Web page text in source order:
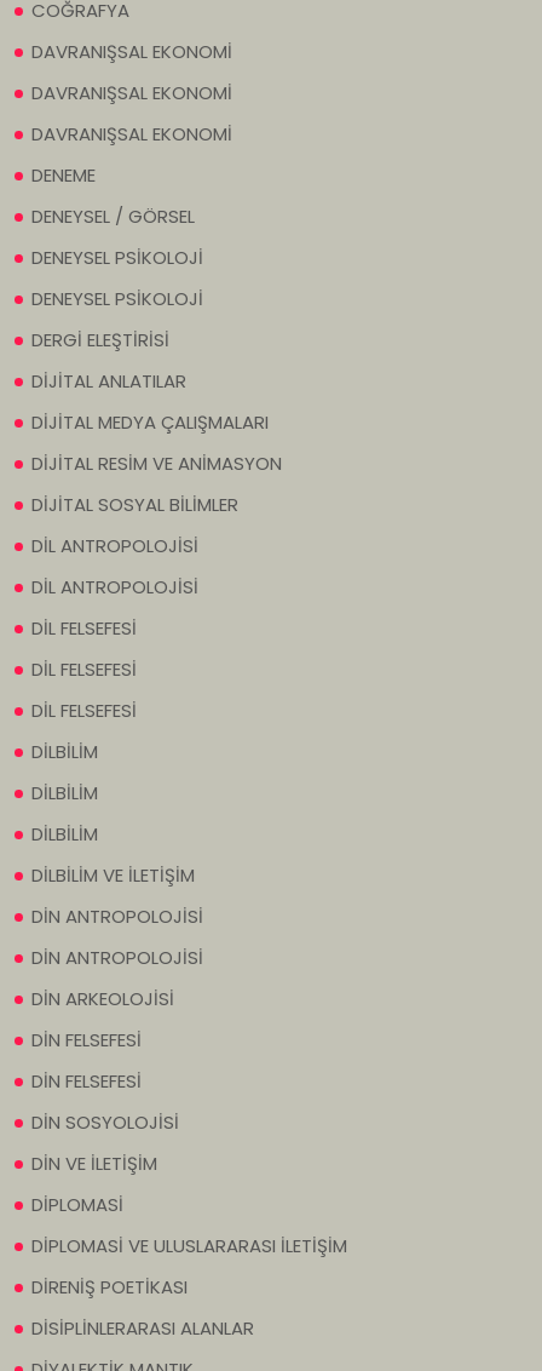
COĞRAFYA
DAVRANIŞSAL EKONOMİ
DAVRANIŞSAL EKONOMİ
DAVRANIŞSAL EKONOMİ
DENEME
DENEYSEL / GÖRSEL
DENEYSEL PSİKOLOJİ
DENEYSEL PSİKOLOJİ
DERGİ ELEŞTİRİSİ
DİJİTAL ANLATILAR
DİJİTAL MEDYA ÇALIŞMALARI
DİJİTAL RESİM VE ANİMASYON
DİJİTAL SOSYAL BİLİMLER
DİL ANTROPOLOJİSİ
DİL ANTROPOLOJİSİ
DİL FELSEFESİ
DİL FELSEFESİ
DİL FELSEFESİ
DİLBİLİM
DİLBİLİM
DİLBİLİM
DİLBİLİM VE İLETİŞİM
DİN ANTROPOLOJİSİ
DİN ANTROPOLOJİSİ
DİN ARKEOLOJİSİ
DİN FELSEFESİ
DİN FELSEFESİ
DİN SOSYOLOJİSİ
DİN VE İLETİŞİM
DİPLOMASİ
DİPLOMASİ VE ULUSLARARASI İLETİŞİM
DİRENİŞ POETİKASI
DİSİPLİNLERARASI ALANLAR